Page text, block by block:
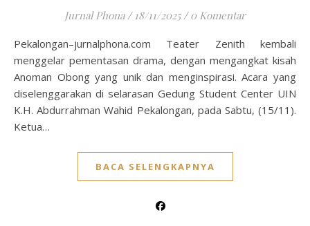
Jurnal Phona / 18/11/2025 / 0 Komentar
Pekalongan–jurnalphona.com Teater Zenith kembali
menggelar pementasan drama, dengan mengangkat kisah
Anoman Obong yang unik dan menginspirasi. Acara yang
diselenggarakan di selarasan Gedung Student Center UIN
K.H. Abdurrahman Wahid Pekalongan, pada Sabtu, (15/11).
Ketua…
BACA SELENGKAPNYA